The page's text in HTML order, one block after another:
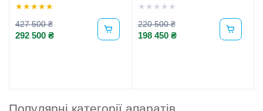
★★★★★
427 500 ₴
292 500 ₴
★ ★ ★ ★ ★
220 500 ₴
198 450 ₴